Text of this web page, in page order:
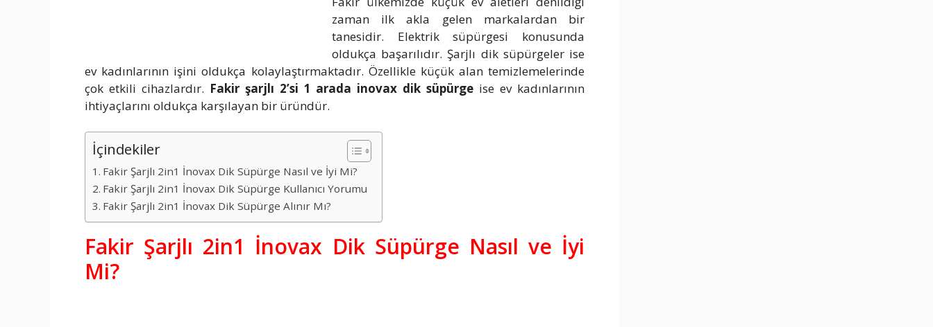
zaman ilk akla gelen markalardan bir
tanesidir. Elektrik süpürgesi konusunda
oldukça başarılıdır. Şarjlı dik süpürgeler ise
ev kadınlarının işini oldukça kolaylaştırmaktadır. Özellikle küçük alan temizlemelerinde
çok etkili cihazlardır. Fakir şarjlı 2’si 1 arada inovax dik süpürge ise ev kadınlarının
ihtiyaçlarını oldukça karşılayan bir üründür.
İçindekiler
Fakir Şarjlı 2in1 İnovax Dik Süpürge Nasıl ve İyi Mi?
Fakir Şarjlı 2in1 İnovax Dik Süpürge Kullanıcı Yorumu
Fakir Şarjlı 2in1 İnovax Dik Süpürge Alınır Mı?
Fakir Şarjlı 2in1 İnovax Dik Süpürge Nasıl ve İyi
Mi?